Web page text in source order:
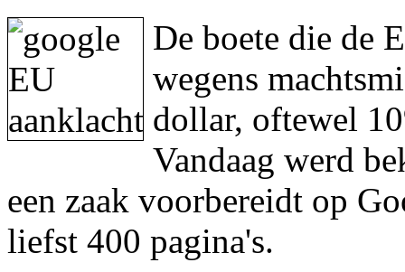
De boete die de
wegens
dollar, oftewel
Vandaag werd
een zaak voorbereidt op
liefst 400 pagina's.